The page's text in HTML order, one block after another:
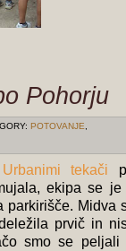
Pohorju
POTOVANJE
Urbanimi tekači
ekipa se je
parkirišče. Midva
prvič in
smo se peljali